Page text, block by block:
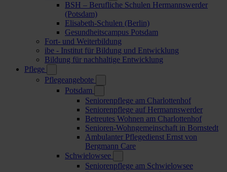
BSH – Berufliche Schulen Hermannswerder
(Potsdam)
Elisabeth-Schulen (Berlin)
Gesundheitscampus Potsdam
Fort- und Weiterbildung
ibe - Institut für Bildung und Entwicklung
Bildung für nachhaltige Entwicklung
Pflege
Pflegeangebote
Potsdam
Seniorenpflege am Charlottenhof
Seniorenpflege auf Hermannswerder
Betreutes Wohnen am Charlottenhof
Senioren-Wohngemeinschaft in Bornstedt
Ambulanter Pflegedienst Ernst von
Bergmann Care
Schwielowsee
Seniorenpflege am Schwielowsee